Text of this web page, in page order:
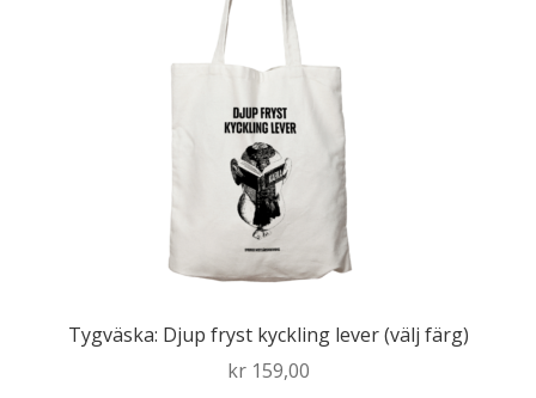
Tygväska: Djup fryst kyckling lever (välj färg)
kr159,00